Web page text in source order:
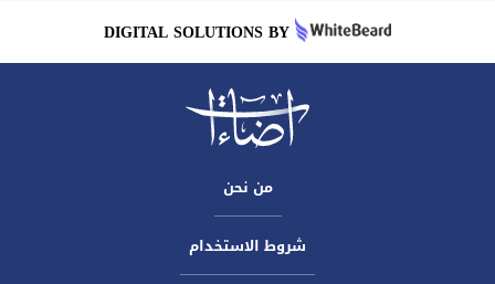
DIGITAL SOLUTIONS BY
من نحن
شروط الاستخدام